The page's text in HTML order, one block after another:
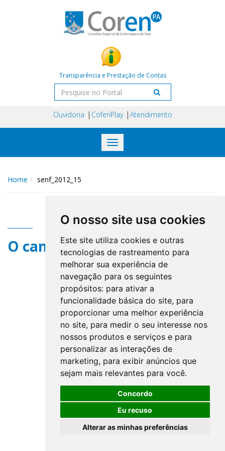
O nosso site usa cookies
Este site utiliza cookies e outras
tecnologias de rastreamento para
melhorar sua experiência de
navegação para os seguintes
propósitos: para ativar a
funcionalidade básica do site, para
proporcionar uma melhor experiência
no site, para medir o seu interesse nos
nossos produtos e serviços e para
personalizar as interações de
marketing, para exibir anúncios que
sejam mais relevantes para você.
Concordo
Eu recuso
Alterar as minhas preferências
Transparência e Prestação de Contas
Ouvidoria CofenPlay Atendimento
Toggle
navigation
Home senf_2012_15
O campo title não existe.